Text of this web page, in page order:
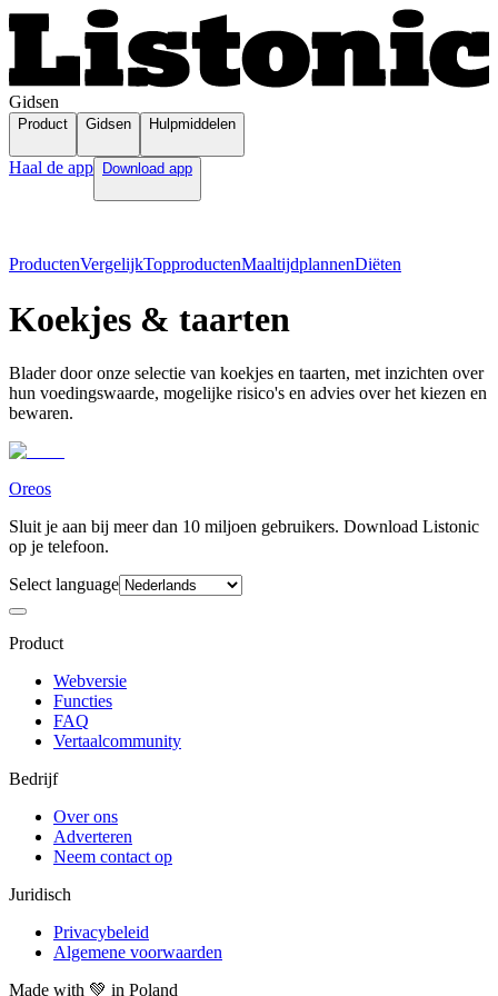
Gidsen
Product Gidsen Hulpmiddelen
Haal de app Download app
ProductenVergelijkTopproductenMaaltijdplannenDiëten
Koekjes & taarten
Blader door onze selectie van koekjes en taarten, met inzichten over
hun voedingswaarde, mogelijke risico's en advies over het kiezen en
bewaren.
Oreos
Sluit je aan bij meer dan 10 miljoen gebruikers. Download Listonic
op je telefoon.
Select language
Product
Webversie
Functies
FAQ
Vertaalcommunity
Bedrijf
Over ons
Adverteren
Neem contact op
Juridisch
Privacybeleid
Algemene voorwaarden
Made with 💚 in Poland